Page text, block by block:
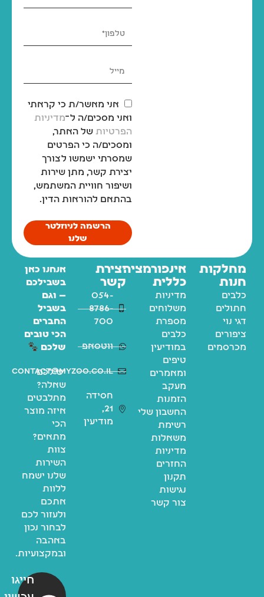
אני מאשר/ת כי קראתי
ואני מסכים/ה ל־מדיניות
הפרטיות של האתר,
ומסכים/ה כי הפרטים
שמסרתי ישמשו לצורך
יצירת קשר, מתן שירות
ושיפור חוויית המשתמש,
בהתאם להוראות הדין.
הרשמה לניוזלטר
שלנו
מחלקות
חנות
כלבים
חתולים
דגי נוי
ציפורים
מכרסמים
אינפורמציה
כללית
מדיניות
משלוחים
מספרת
כלבים
במודיעין
טיפים
ומאמרים
מעקב
הזמנות
החשבון שלי
רשימת
משאלות
מדיניות
החזרים
תקנון
נגישות
צור קשר
יצירת
קשר
054-
8786-
700
ווטסאפ
contact@myzoo.co.il
חסידה
21,
מודיעין
אנחנו כאן
בשבילכם
— וגם
בשביל
החברים
הכי טובים
שלכם
יש לכם
שאלה?
מתלבטים
איזה מוצר
הכי
מתאים?
צוות
השירות
שלנו ישמח
ללוות
אתכם
ולעזור לכם
לבחור נכון
באהבה
ובמקצועיות.
חייגו